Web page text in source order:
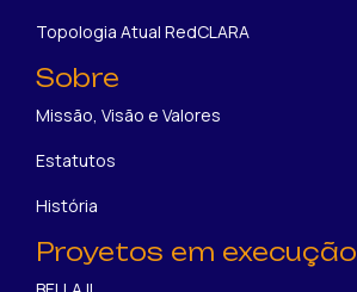
Topologia Atual RedCLARA
Sobre
Missão, Visão e Valores
Estatutos
História
Proyetos em execução